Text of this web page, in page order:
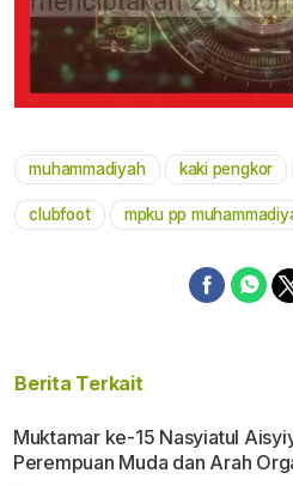
muhammadiyah kaki pengkor
clubfoot mpku pp
Berita Terkait
Muktamar ke-15 Nasyiatul
Perempuan Muda dan Arah